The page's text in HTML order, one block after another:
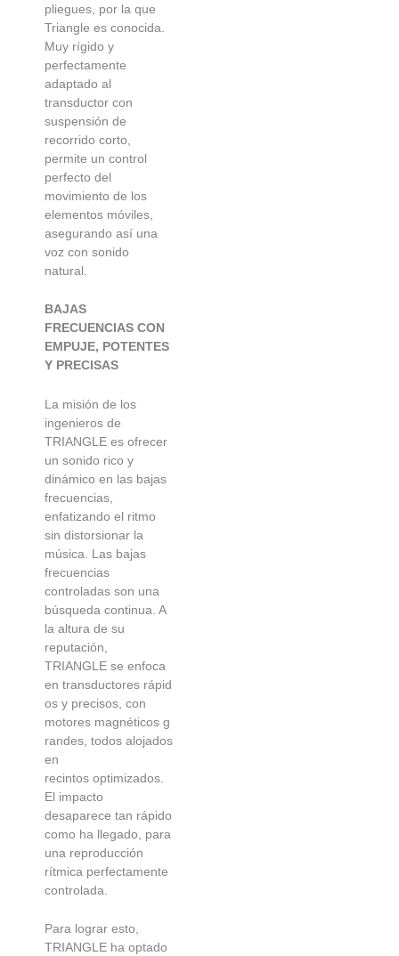
pliegues, por la que
Triangle es conocida.
Muy rígido y
perfectamente
adaptado al
transductor con
suspensión de
recorrido corto,
permite un control
perfecto del
movimiento de los
elementos móviles,
asegurando así una
voz con sonido
natural.
BAJAS
FRECUENCIAS CON
EMPUJE, POTENTES
Y PRECISAS
La misión de los
ingenieros de
TRIANGLE es ofrecer
un sonido rico y
dinámico en las bajas
frecuencias,
enfatizando el ritmo
sin distorsionar la
música. Las bajas
frecuencias
controladas son una
búsqueda continua. A
la altura de su
reputación,
TRIANGLE se enfoca
en transductores rápid
os y precisos, con
motores magnéticos g
randes, todos alojados
en
recintos optimizados.
El impacto
desaparece tan rápido
como ha llegado, para
una reproducción
rítmica perfectamente
controlada.
Para lograr esto,
TRIANGLE ha optado